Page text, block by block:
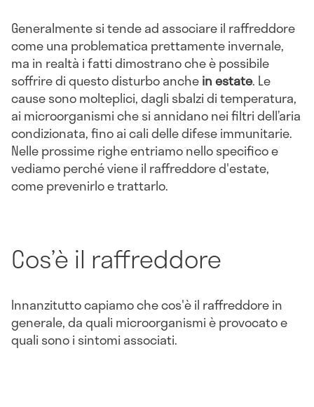
Generalmente si tende ad associare il raffreddore
come una problematica prettamente invernale,
ma in realtà i fatti dimostrano che è possibile
soffrire di questo disturbo anchein estate. Le
cause sono molteplici, dagli sbalzi di temperatura,
ai microorganismi che si annidano nei filtri dell’aria
condizionata, fino ai cali delle difese immunitarie.
Nelle prossime righe entriamo nello specifico e
vediamo perché viene il raffreddore d'estate,
come prevenirlo e trattarlo.
Cos’è il raffreddore
Innanzitutto capiamo che cos'è il raffreddore in
generale, da quali microorganismi è provocato e
quali sono i sintomi associati.